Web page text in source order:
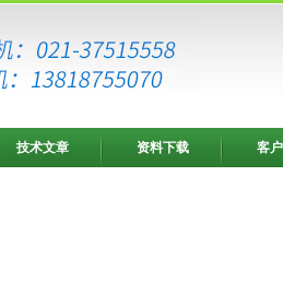
技术文章 资料下载 客